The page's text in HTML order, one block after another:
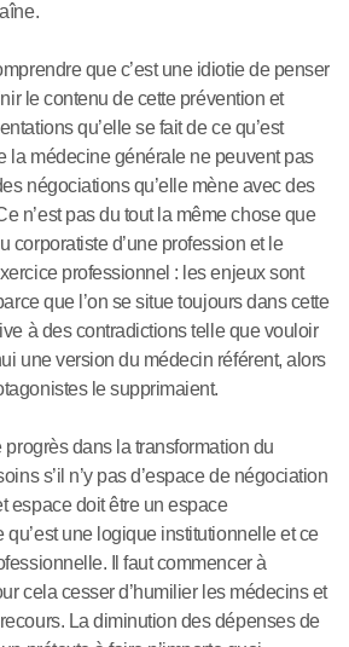
que c’est une idiotie de penser
le contenu de cette prévention et
qu’elle se fait de ce qu’est
la médecine générale ne peuvent pas
négociations qu’elle mène avec des
n’est pas du tout la même chose que
corporatiste d’une profession et le
professionnel : les enjeux sont
que l’on se situe toujours dans cette
à des contradictions telle que vouloir
une version du médecin référent, alors
le supprimaient.
progrès dans la transformation du
s’il n’y pas d’espace de négociation
espace doit être un espace
qu’est une logique institutionnelle et ce
Il faut commencer à
cela cesser d’humilier les médecins et
La diminution des dépenses de